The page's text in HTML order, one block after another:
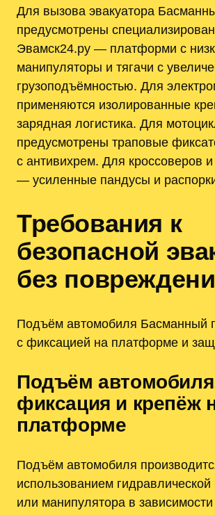
Для вызова эвакуатора
предусмотрены
Эвамск24.ру — платформи с
манипуляторы и тягачи с
грузоподъёмностью. Для
применяются изолированные
зарядная логистика. Для
предусмотрены траповые
с антивихрем. Для кроссоверов и
— усиленные пандусы и
Требования к
безопасной
без
Подъём автомобиля Басманный
с фиксацией на платформе и
Подъём
фиксация и крепёж
платформе
Подъём автомобиля
использованием
или манипулятора в зависимости